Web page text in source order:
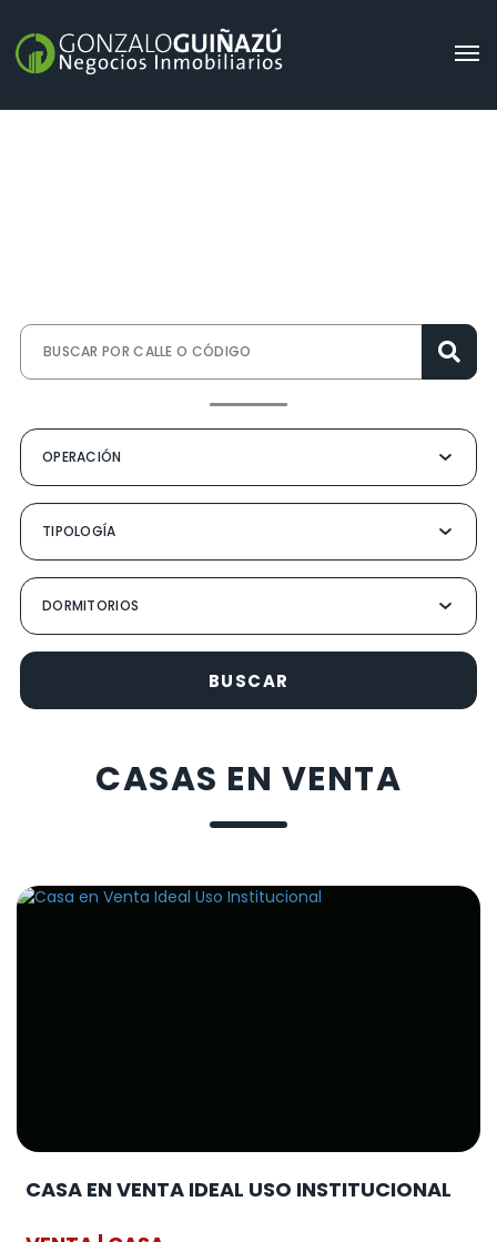
BUSCAR
CASAS EN VENTA
CASA EN VENTA IDEAL USO INSTITUCIONAL